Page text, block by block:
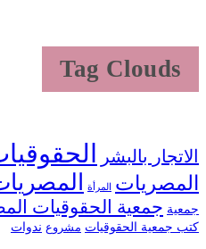
Tag Clouds
الاتجار بالبشر
المصريات
المرأة
جمعية جمعية الحقوقيات
كتب جمعية الحقوقيات مشروع ندوات